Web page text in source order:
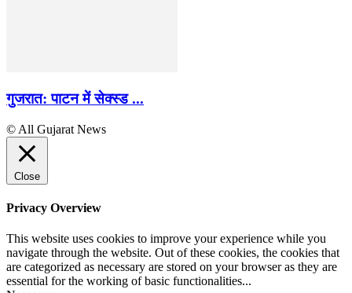
गुजरात: पाटन में सेक्स्ड ...
© All Gujarat News
Close
Privacy Overview
This website uses cookies to improve your experience while you
navigate through the website. Out of these cookies, the cookies that
are categorized as necessary are stored on your browser as they are
essential for the working of basic functionalities...